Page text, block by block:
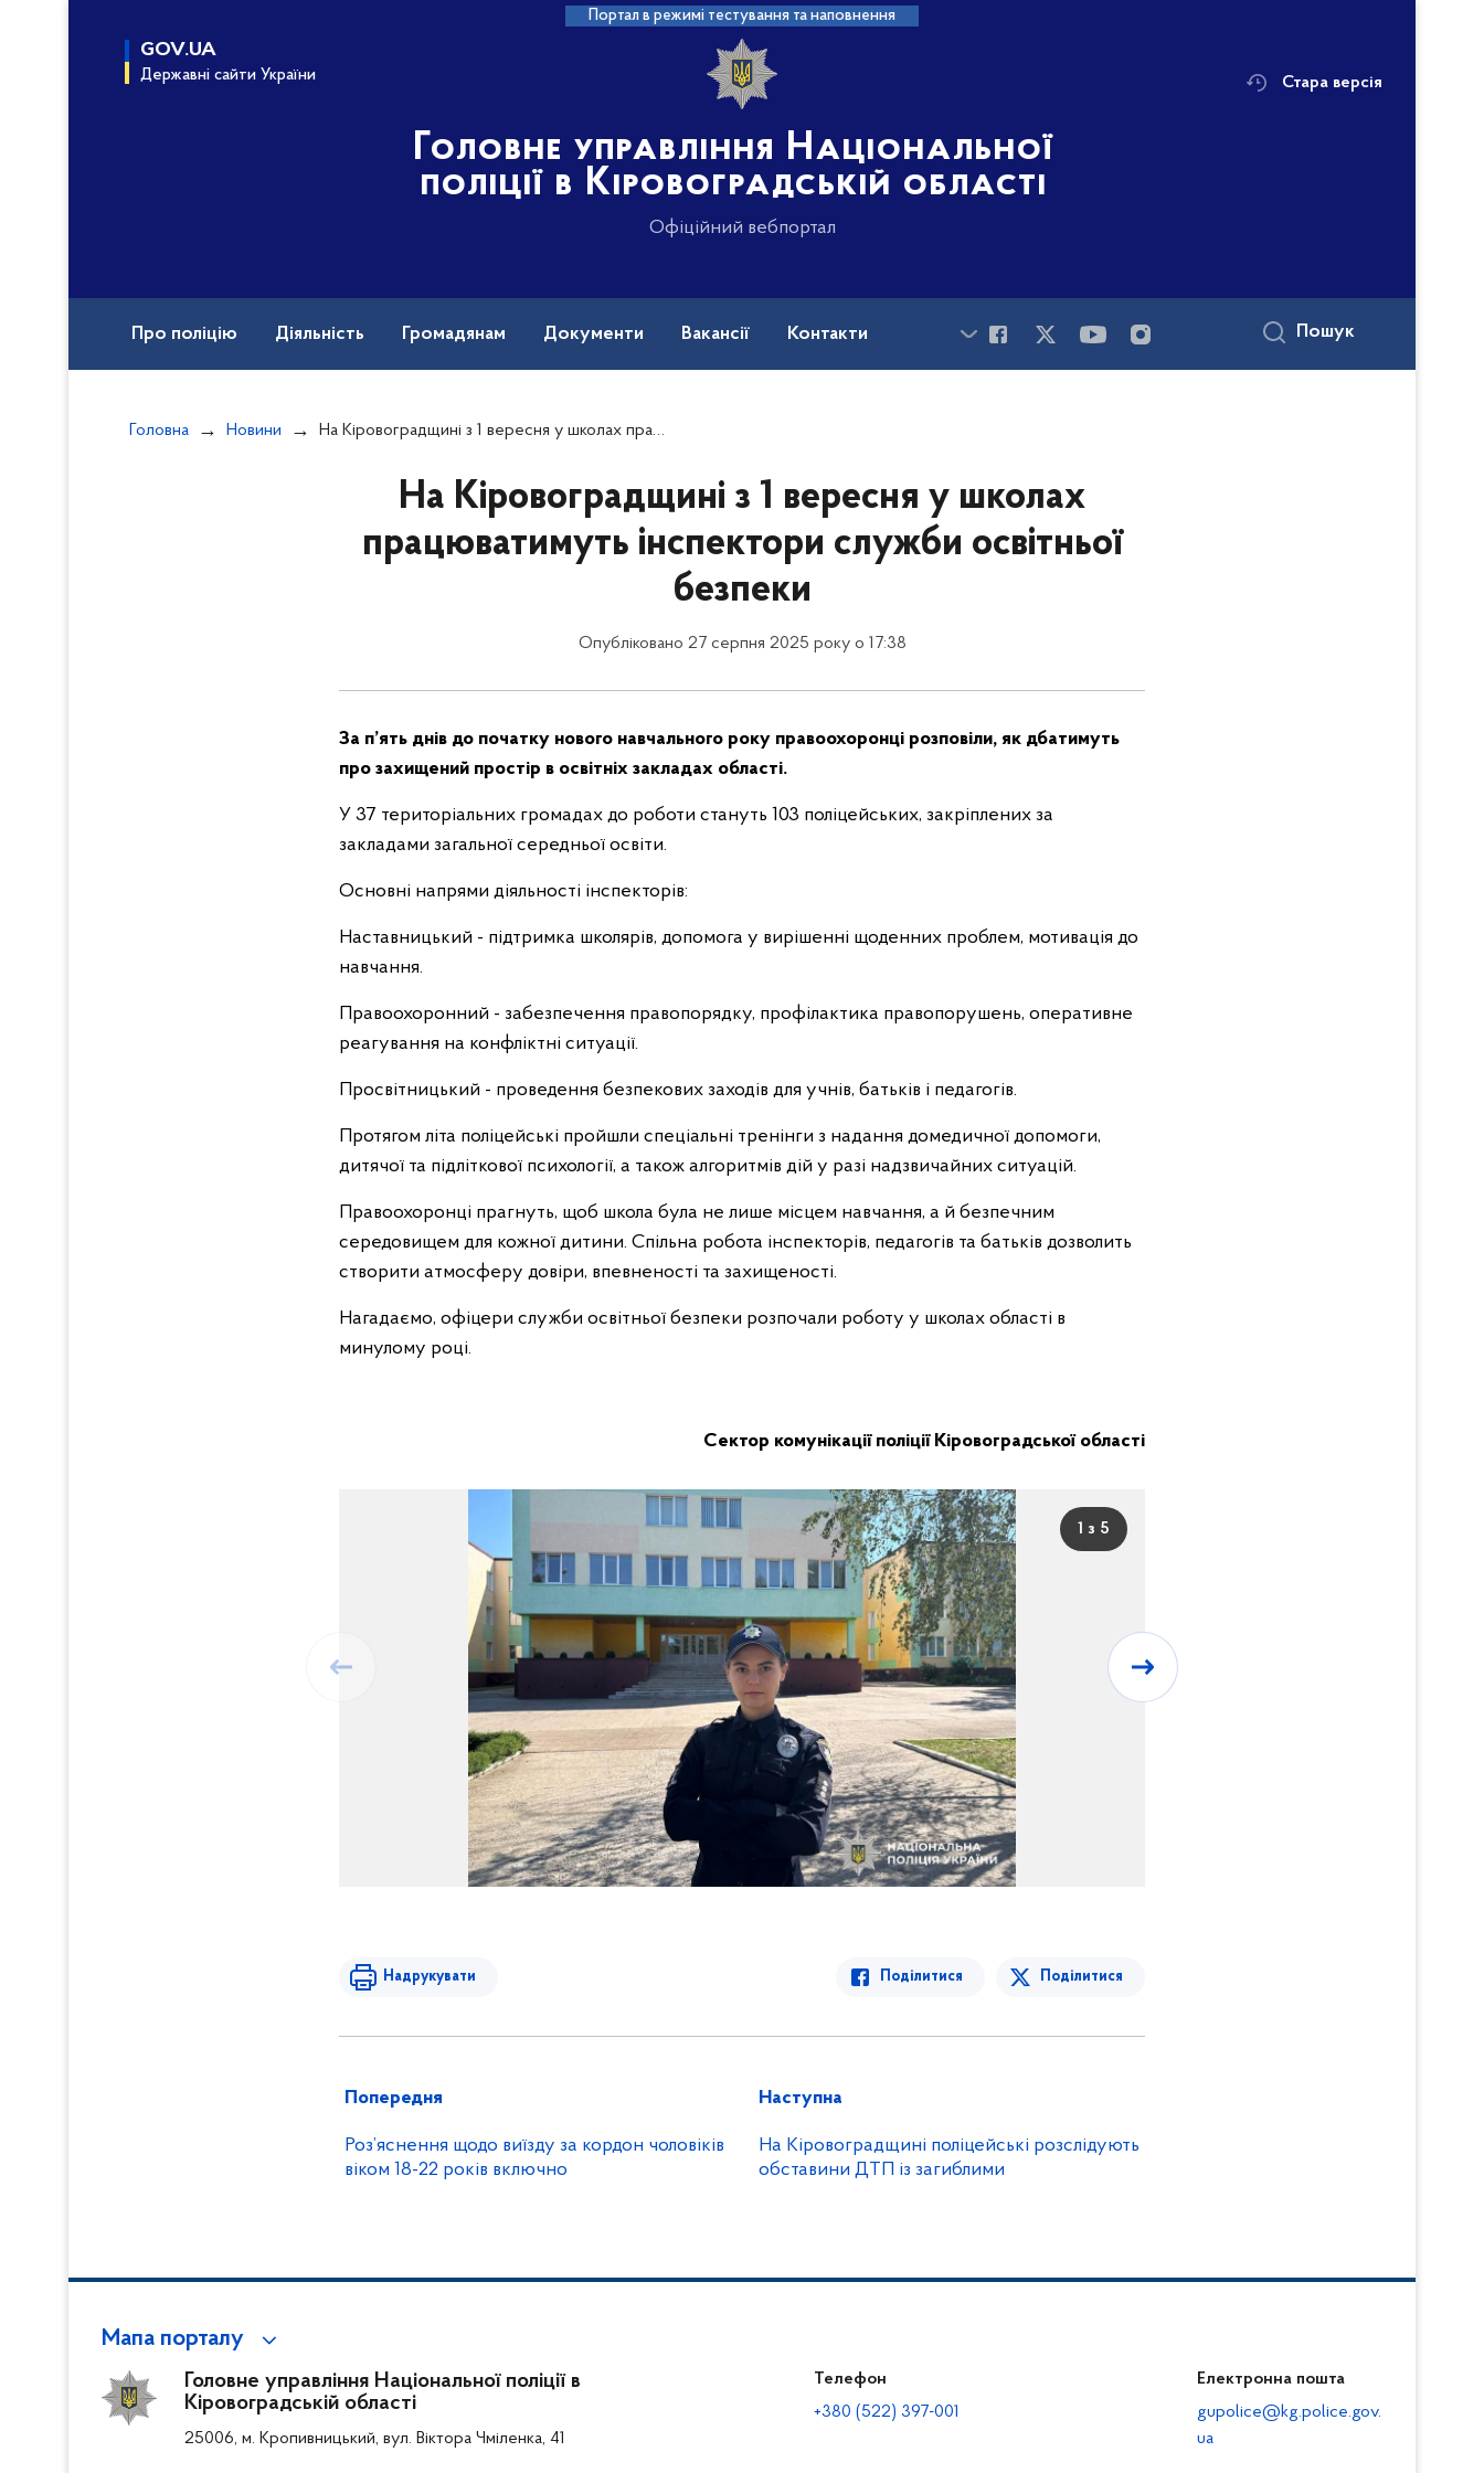
Портал в режимі тестування та наповнення
GOV.UA
Державні сайти України
Головне управління Національної
поліції в Кіровоградській області
Офіційний вебпортал
Стара версія
Про поліцію Діяльність Громадянам Документи Вакансії Контакти Пошук
Головна Новини На Кіровоградщині з 1 вересня у школах працюватимуть інспектори служби освітньої безпеки
На Кіровоградщині з 1 вересня у школах
працюватимуть інспектори служби освітньої
безпеки
Опубліковано 27 серпня 2025 року о 17:38
За п’ять днів до початку нового навчального року правоохоронці розповіли, як дбатимуть
про захищений простір в освітніх закладах області.
У 37 територіальних громадах до роботи стануть 103 поліцейських, закріплених за
закладами загальної середньої освіти.
Основні напрями діяльності інспекторів:
Наставницький - підтримка школярів, допомога у вирішенні щоденних проблем, мотивація до
навчання.
Правоохоронний - забезпечення правопорядку, профілактика правопорушень, оперативне
реагування на конфліктні ситуації.
Просвітницький - проведення безпекових заходів для учнів, батьків і педагогів.
Протягом літа поліцейські пройшли спеціальні тренінги з надання домедичної допомоги,
дитячої та підліткової психології, а також алгоритмів дій у разі надзвичайних ситуацій.
Правоохоронці прагнуть, щоб школа була не лише місцем навчання, а й безпечним
середовищем для кожної дитини. Спільна робота інспекторів, педагогів та батьків дозволить
створити атмосферу довіри, впевненості та захищеності.
Нагадаємо, офіцери служби освітньої безпеки розпочали роботу у школах області в
минулому році.
Сектор комунікації поліції Кіровоградської області
1 з 5
Надрукувати Поділитися Поділитися
Попередня
Роз’яснення щодо виїзду за кордон чоловіків
віком 18-22 років включно
Наступна
На Кіровоградщині поліцейські розслідують
обставини ДТП із загиблими
Мапа порталу
Головне управління Національної поліції в
Кіровоградській області
25006, м. Кропивницький, вул. Віктора Чміленка, 41
Телефон
+380 (522) 397-001
Електронна пошта
gupolice@kg.police.gov.
ua